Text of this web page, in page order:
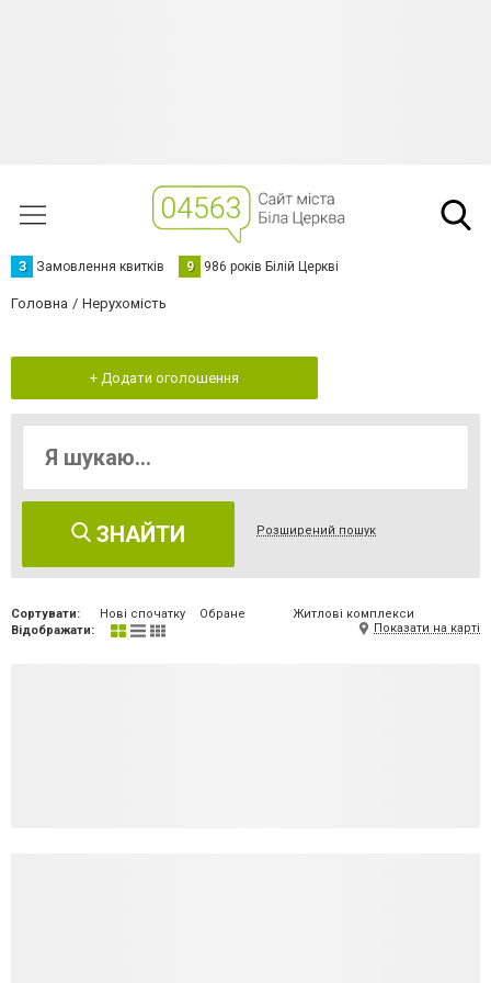
З Замовлення квитків 9 986 років Білій Церкві
Головна Нерухомість
+ Додати оголошення
ЗНАЙТИ Розширений пошук
Сортувати: Нові спочатку Обране
Житлові комплекси
Відображати:
Показати на карті